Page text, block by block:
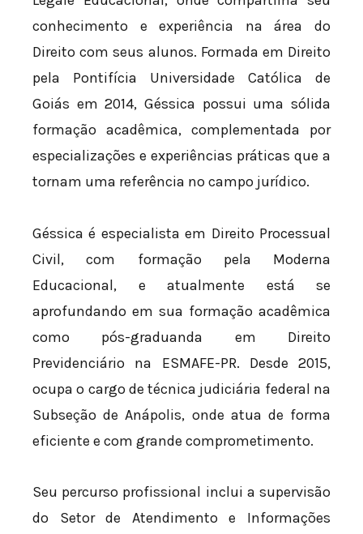
conhecimento e experiência na área do
Direito com seus alunos. Formada em Direito
pela Pontifícia Universidade Católica de
Goiás em 2014, Géssica possui uma sólida
formação acadêmica, complementada por
especializações e experiências práticas que a
tornam uma referência no campo jurídico.
Géssica é especialista em Direito Processual
Civil, com formação pela Moderna
Educacional, e atualmente está se
aprofundando em sua formação acadêmica
como pós-graduanda em Direito
Previdenciário na ESMAFE-PR. Desde 2015,
ocupa o cargo de técnica judiciária federal na
Subseção de Anápolis, onde atua de forma
eficiente e com grande comprometimento.
Seu percurso profissional inclui a supervisão
do Setor de Atendimento e Informações